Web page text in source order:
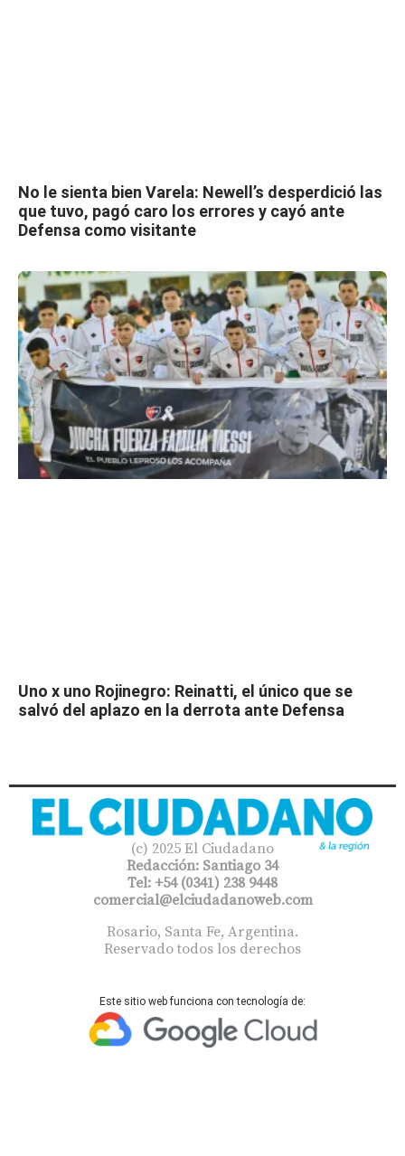
No le sienta bien Varela: Newell’s desperdició las
que tuvo, pagó caro los errores y cayó ante
Defensa como visitante
Uno x uno Rojinegro: Reinatti, el único que se
salvó del aplazo en la derrota ante Defensa
(c) 2025 El Ciudadano
Redacción: Santiago 34
Tel: +54 (0341) 238 9448
comercial@elciudadanoweb.com​
Rosario, Santa Fe, Argentina.
Reservado todos los derechos
Este sitio web funciona con tecnología de: